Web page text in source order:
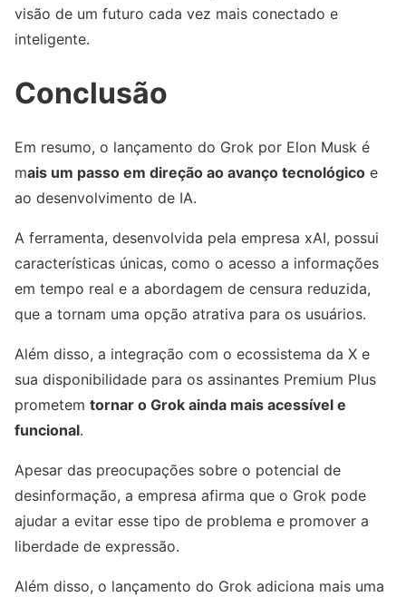
visão de um futuro cada vez mais conectado e
inteligente.
Conclusão
Em resumo, o lançamento do Grok por Elon Musk é
mais um passo em direção ao avanço tecnológico e
ao desenvolvimento de IA.
A ferramenta, desenvolvida pela empresa xAI, possui
características únicas, como o acesso a informações
em tempo real e a abordagem de censura reduzida,
que a tornam uma opção atrativa para os usuários.
Além disso, a integração com o ecossistema da X e
sua disponibilidade para os assinantes Premium Plus
prometem tornar o Grok ainda mais acessível e
funcional.
Apesar das preocupações sobre o potencial de
desinformação, a empresa afirma que o Grok pode
ajudar a evitar esse tipo de problema e promover a
liberdade de expressão.
Além disso, o lançamento do Grok adiciona mais uma